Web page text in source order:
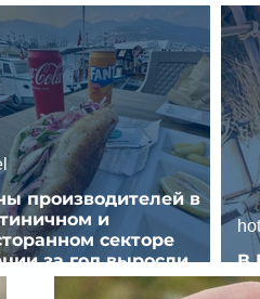
производителей в
и
секторе
за год выросли
на 32%
В